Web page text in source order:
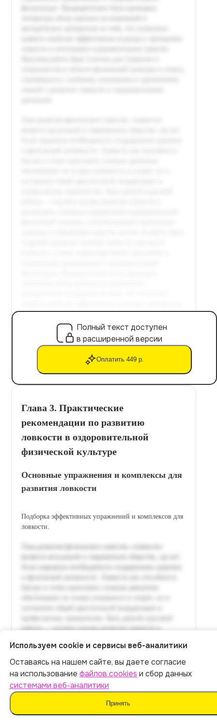
Полный текст доступен
в расширенной версии
Оплатить 449 р.
Глава 3. Практические
рекомендации по развитию
ловкости в оздоровительной
физической культуре
Основные упражнения и комплексы для
развития ловкости
Подборка эффективных упражнений и комплексов для
ловкости.
Итог:449р.
Оплатить
Используем cookie и сервисы веб-аналитики
Оставаясь на нашем сайте, вы даете согласие
на использование файлов cookies и сбор данных
системами веб-аналитики
Принять